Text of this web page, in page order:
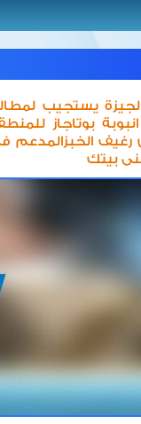
يستجيب
50 انبوبة
بيتك